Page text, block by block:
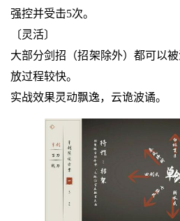
强控并受击5次。
〔灵活〕
大部分剑招（招架除外）都可以
放过程较快。
实战效果灵动飘逸，云诡波谲。